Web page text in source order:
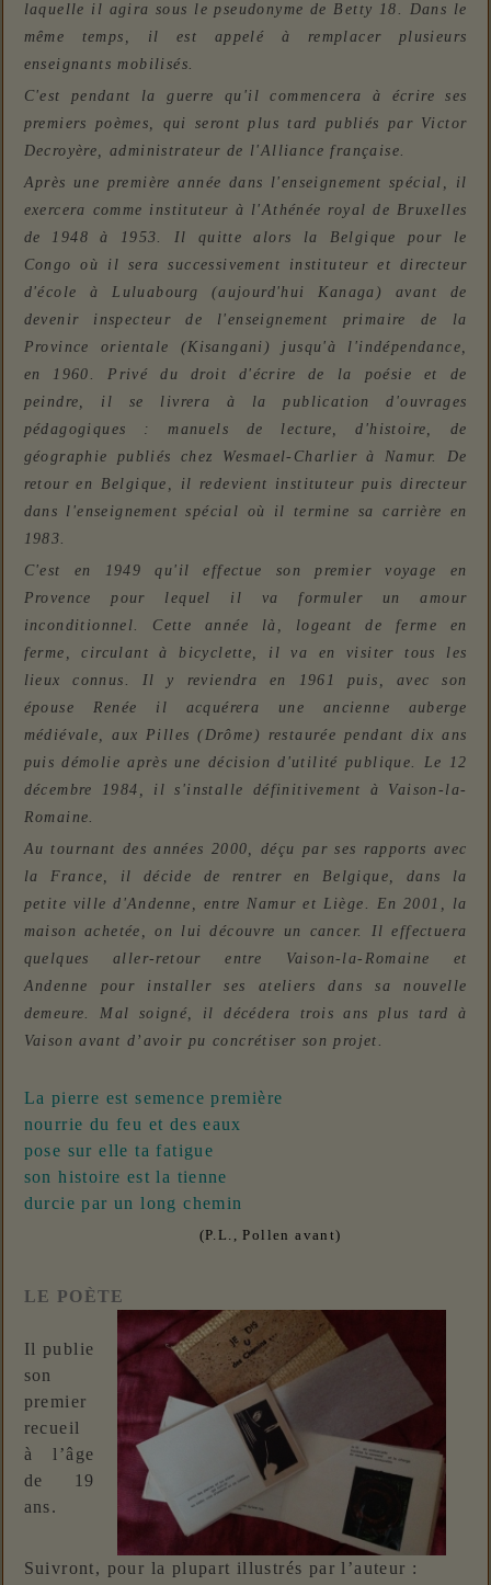
laquelle il agira sous le pseudonyme de Betty 18. Dans le
même temps, il est appelé à remplacer plusieurs
enseignants mobilisés.
C'est pendant la guerre qu'il commencera à écrire ses
premiers poèmes, qui seront plus tard publiés par Victor
Decroyère, administrateur de l'Alliance française.
Après une première année dans l'enseignement spécial, il
exercera comme instituteur à l'Athénée royal de Bruxelles
de 1948 à 1953. Il quitte alors la Belgique pour le
Congo où il sera successivement instituteur et directeur
d'école à Luluabourg (aujourd'hui Kanaga) avant de
devenir inspecteur de l'enseignement primaire de la
Province orientale (Kisangani) jusqu'à l'indépendance,
en 1960. Privé du droit d'écrire de la poésie et de
peindre, il se livrera à la publication d'ouvrages
pédagogiques : manuels de lecture, d'histoire, de
géographie publiés chez Wesmael-Charlier à Namur.
De
retour en Belgique, il redevient instituteur puis directeur
dans l'enseignement spécial où il termine sa carrière en
1983.
C'est en 1949 qu'il effectue son premier voyage en
Provence pour lequel il va formuler un amour
inconditionnel. Cette année là, logeant de ferme en
ferme, circulant à bicyclette, il va en visiter tous les
lieux connus. Il y reviendra en 1961 puis, avec son
épouse Renée il acquérera une ancienne auberge
médiévale, aux Pilles (Drôme) restaurée pendant dix ans
puis démolie après une décision d'utilité publique. Le 12
décembre 1984, il s'installe définitivement à Vaison-la-
Romaine.
Au tournant des années 2000, déçu par ses rapports avec
la France, il décide de rentrer en Belgique, dans la
petite ville d'Andenne, entre Namur et Liège. En 2001, la
maison achetée, on lui découvre un cancer. Il effectuera
quelques aller-retour entre Vaison-la-Romaine et
Andenne pour installer ses ateliers dans sa nouvelle
demeure. Mal soigné, il décédera trois ans plus tard à
Vaison avant d’avoir pu concrétiser son projet.
La pierre est semence première
nourrie du feu et des eaux
pose sur elle ta fatigue
son histoire est la tienne
durcie par un long chemin
(P.L., Pollen avant)
LE POÈTE
Il publie
son
premier
recueil
à l’âge
de 19
ans.
Suivront, pour la plupart illustrés par l’auteur :